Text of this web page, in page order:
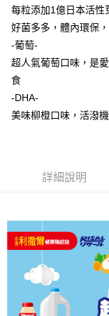
帳／街口支付／iPASS
【注意事項】
1.本服務係由「台灣大
用戶於交易時，得透過
買賣價金債權讓與本公
資料（包含姓名、電話
由本公司與您本人進行
結帳頁面，進行簡訊認
３．收到繳費通知簡訊
ATM／網路銀行／等多
※ 請注意：結帳手續完
購買商品的店家。未經
後付繳納相關費用。
※ 交易是否成功請以「
是否繳費成功／繳費後
客戶支援中心」
https://
易，需依本服務之必要
權轉讓予恩沛科技股份
３．未成年的使用者請
「AFTEE先享後付」，
任。
４．使用「AFTEE先享
時審查核予不同之上限
請求用戶進行身份認證。
５．嚴禁一人註冊多個
恩沛科技股份有限公司
7-11取貨付款
每筆NT$65，滿
宅配
每筆NT$85，滿
每粒添加1億日本活性
好菌多多，體內環保
-葡萄-
超人氣葡萄口味，是
食
-DHA-
美味柳橙口味，活潑
詳細說明